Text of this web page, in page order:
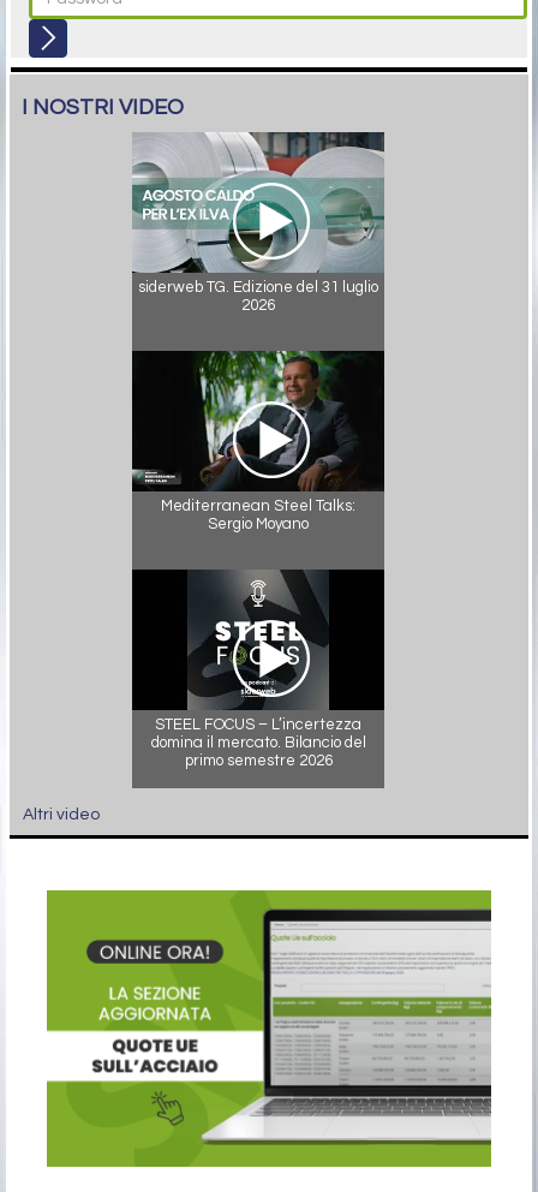
I NOSTRI VIDEO
siderweb TG. Edizione del 31 luglio
2026
Mediterranean Steel Talks:
Sergio Moyano
STEEL FOCUS – L’incertezza
domina il mercato. Bilancio del
primo semestre 2026
Altri video